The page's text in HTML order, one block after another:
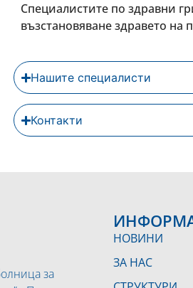
Специалистите по здравни
възстановяване здравето на
Нашите специалисти
Контакти
за
НОВИНИ
ЗА НАС